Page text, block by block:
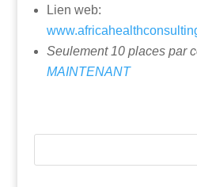
Lien web:
Seulement 10 places par
MAINTENANT